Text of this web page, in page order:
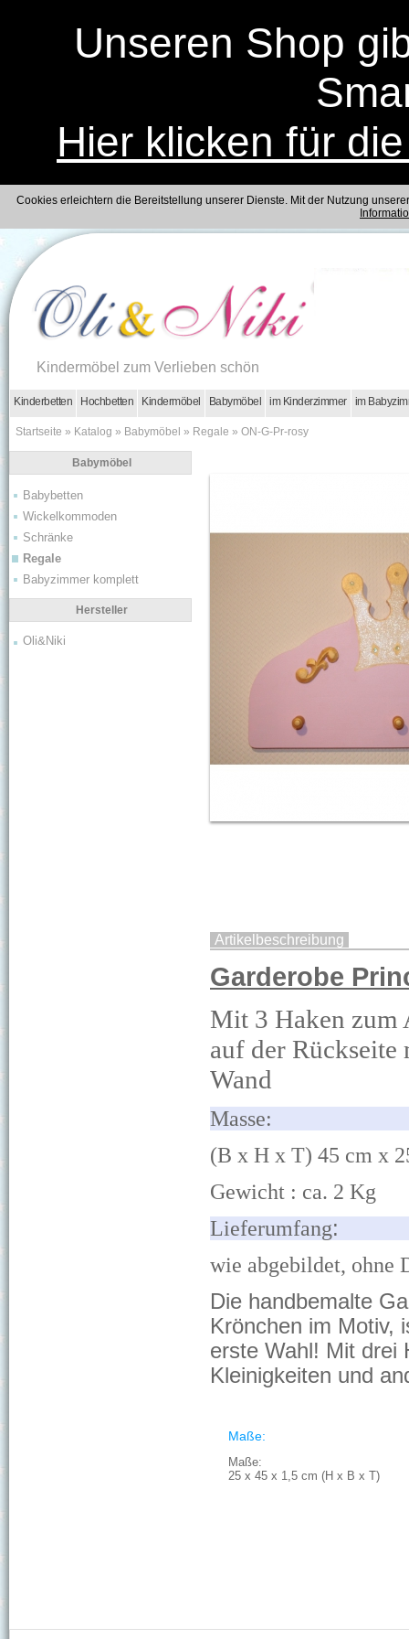
Unseren Shop
Hier klicken für
Cookies erleichtern die Bereitstellung unserer Dienste. Mit der Nutzung
Kindermöbel zum Verlieben schön
Kinderbetten Hochbetten Kindermöbel Babymöbel im Kinderzimmer im
Startseite » Katalog » Babymöbel » Regale » ON-G-Pr-rosy
Babymöbel
Babybetten
Wickelkommoden
Schränke
Regale
Babyzimmer komplett
Hersteller
Oli&Niki
Artikelbeschreibung
Garderobe
Mit 3 Haken zum
auf der
Wand
(B x H x T) 45 cm x
Gewicht : ca. 2 Kg
Lieferumfang
wie abgebildet, ohne
Die handbemalte
Krönchen im Motiv,
erste Wahl! Mit drei
Kleinigkeiten und
Maße:
Maße:
25 x 45 x 1,5 cm (H x B x T)